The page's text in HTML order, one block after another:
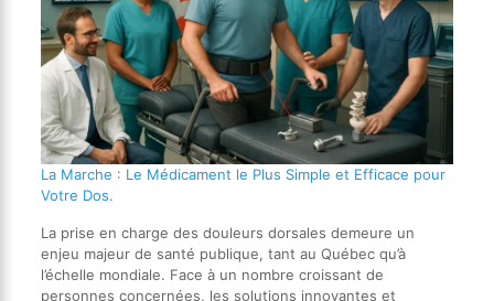
La Marche : Le Médicament le Plus Simple et Efficace pour
Votre Dos.
La prise en charge des douleurs dorsales demeure un
enjeu majeur de santé publique, tant au Québec qu’à
l’échelle mondiale. Face à un nombre croissant de
personnes concernées, les solutions innovantes et